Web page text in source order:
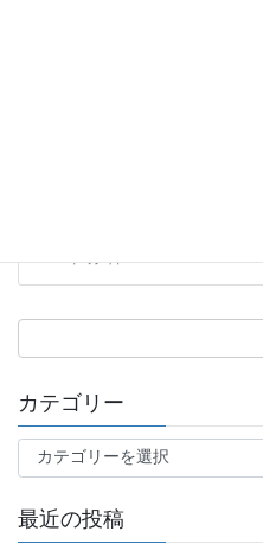
カテゴリー
テ
リ
最近の投稿